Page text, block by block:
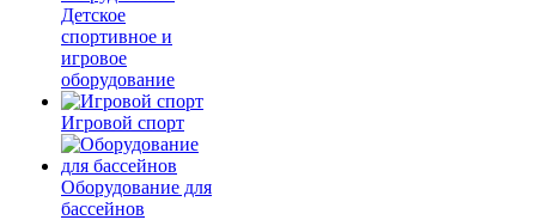
Детское
спортивное и
игровое
оборудование
Игровой спорт
Оборудование для
бассейнов